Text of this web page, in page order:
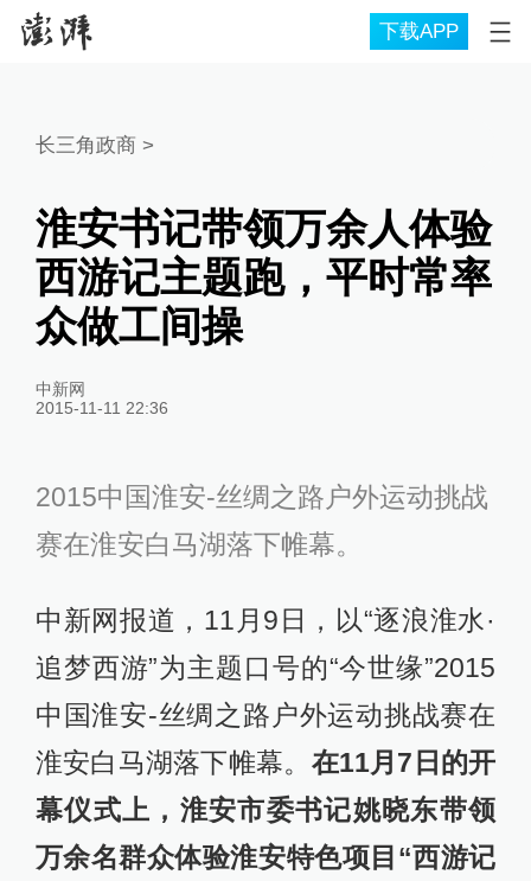
下载APP
长三角政商 >
淮安书记带领万余人体验
西游记主题跑，平时常率
众做工间操
中新网
2015-11-11 22:36
2015中国淮安-丝绸之路户外运动挑战
赛在淮安白马湖落下帷幕。
中新网报道，11月9日，以“逐浪淮水·
追梦西游”为主题口号的“今世缘”2015
中国淮安-丝绸之路户外运动挑战赛在
淮安白马湖落下帷幕。 在11月7日的开
幕仪式上，淮安市委书记姚晓东带领
万余名群众体验淮安特色项目“西游记